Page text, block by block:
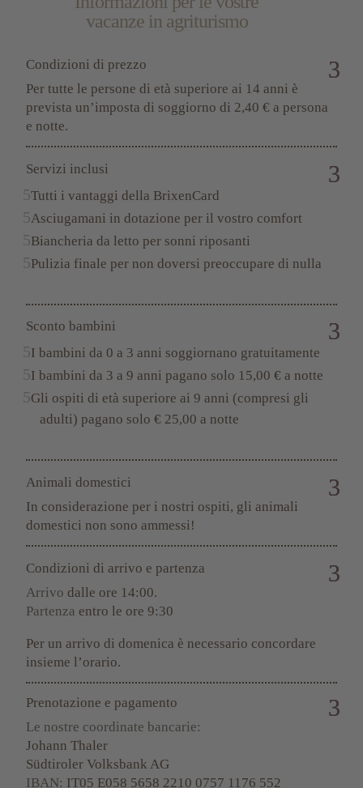
vacanze in agriturismo
Condizioni di prezzo
Per tutte le persone di età superiore ai 14 anni è
prevista un’imposta di soggiorno di 2,40 € a persona
e notte.
Servizi inclusi
Tutti i vantaggi della BrixenCard
Asciugamani in dotazione per il vostro comfort
Biancheria da letto per sonni riposanti
Pulizia finale per non doversi preoccupare di nulla
Sconto bambini
I bambini da 0 a 3 anni soggiornano gratuitamente
I bambini da 3 a 9 anni pagano solo 15,00 € a notte
Gli ospiti di età superiore ai 9 anni (compresi gli
adulti) pagano solo € 25,00 a notte
Animali domestici
In considerazione per i nostri ospiti, gli animali
domestici non sono ammessi!
Condizioni di arrivo e partenza
Arrivo dalle ore 14:00.
Partenza entro le ore 9:30
Per un arrivo di domenica è necessario concordare
insieme l’orario.
Prenotazione e pagamento
Le nostre coordinate bancarie:
Johann Thaler
Südtiroler Volksbank AG
IBAN: IT05 E058 5658 2210 0757 1176 552